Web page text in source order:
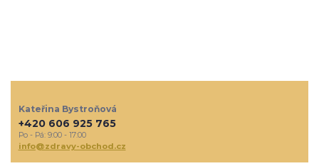
Kateřina Bystroňová
+420 606 925 765
Po - Pá: 9:00 - 17:00
info@zdravy-obchod.cz